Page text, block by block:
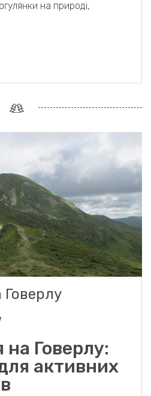
на природі,
Говерлу:
активних